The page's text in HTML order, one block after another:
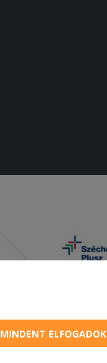
MINDENT ELFOGADOK